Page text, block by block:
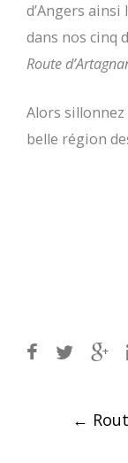
d’Angers
dans nos cinq
Route
Alors
belle région
←